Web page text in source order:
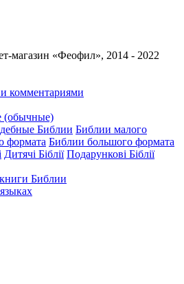
магазин «Феофил», 2014 - 2022
комментариями
(обычные)
Библии Библии малого
формата Библии большого формата
Дитячі Біблії Подарункові Біблії
Библии